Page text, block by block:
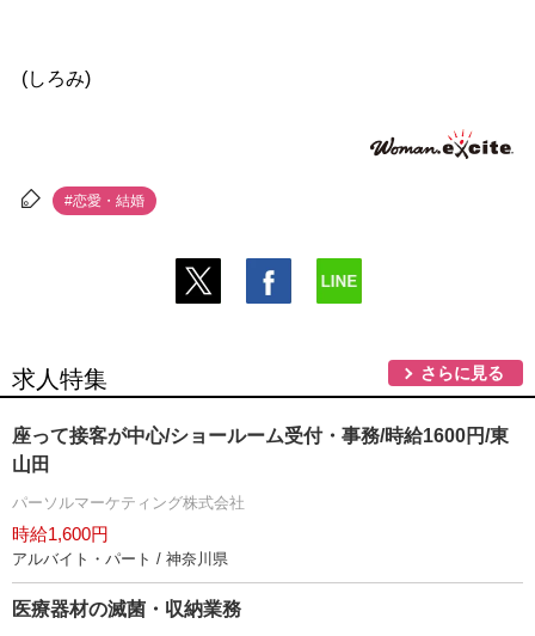
(しろみ)
#恋愛・結婚
求人特集 さらに見る
座って接客が中心/ショールーム受付・事務/時給1600円/東
山田
パーソルマーケティング株式会社
時給1,600円
アルバイト・パート / 神奈川県
医療器材の滅菌・収納業務